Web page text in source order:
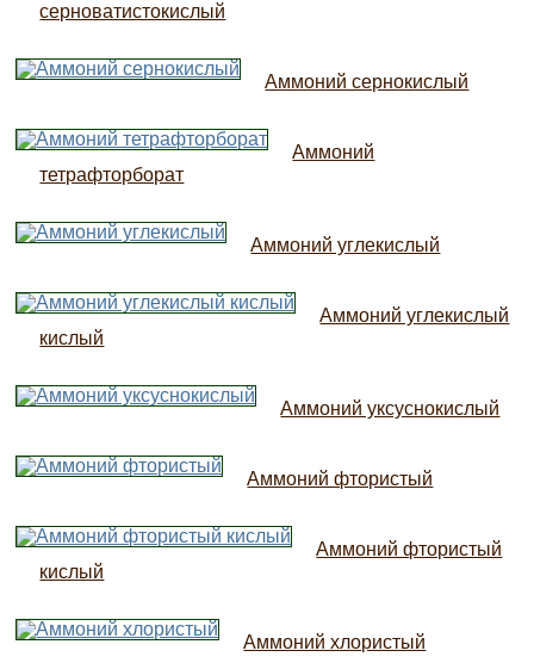
серноватистокислый
Аммоний сернокислый
Аммоний
тетрафторборат
Аммоний углекислый
Аммоний углекислый
кислый
Аммоний уксуснокислый
Аммоний фтористый
Аммоний фтористый
кислый
Аммоний хлористый